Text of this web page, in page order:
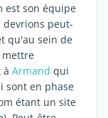
est son équipe
devrions peut-
qu'au sein de
mettre
à Armand qui
sont en phase
étant un site